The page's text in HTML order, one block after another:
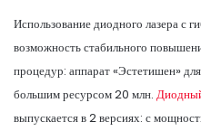
Использование диодного лазера с
возможность стабильного
процедур: аппарат «Эстетишен»
большим ресурсом 20 млн.
выпускается в 2 версиях: с